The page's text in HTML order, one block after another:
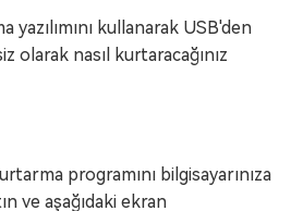
yazılımını kullanarak USB'den
olarak nasıl kurtaracağınız
programını bilgisayarınıza
ve aşağıdaki ekran